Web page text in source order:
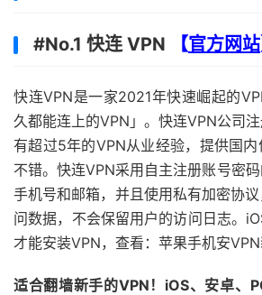
#No.1 快连 VPN 【官方网站
快连VPN是一家2021年快速崛起的
久都能连上的VPN」。快连VPN公司
有超过5年的VPN从业经验，提供国
不错。快连VPN采用自主注册账号密码
手机号和邮箱，并且使用私有加密协
问数据，不会保留用户的访问日志。
才能安装VPN，查看：苹果手机安
适合翻墙新手的VPN！iOS、安卓、